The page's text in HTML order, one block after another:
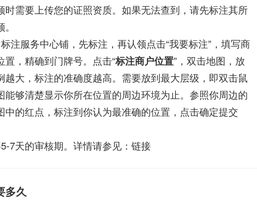
时需要上传您的证照资质。如果无法查到，请先标注其所
注服务中心铺，先标注，再认领点击“我要标注”，填写商
置，精确到门牌号。点击“标注商户位置”，双击地图，放
越大，标注的准确度越高。需要放到最大层级，即双击鼠
能够清楚显示你所在位置的周边环境为止。参照你周边的
中的红点，标注到你认为最准确的位置，点击确定提交
7天的审核期。详情请参见：链接
多久